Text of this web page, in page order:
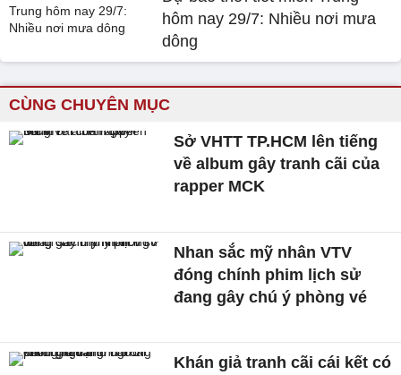
hôm nay 29/7: Nhiều nơi mưa
dông
CÙNG CHUYÊN MỤC
Sở VHTT TP.HCM lên tiếng
về album gây tranh cãi của
rapper MCK
Nhan sắc mỹ nhân VTV
đóng chính phim lịch sử
đang gây chú ý phòng vé
Khán giả tranh cãi cái kết có